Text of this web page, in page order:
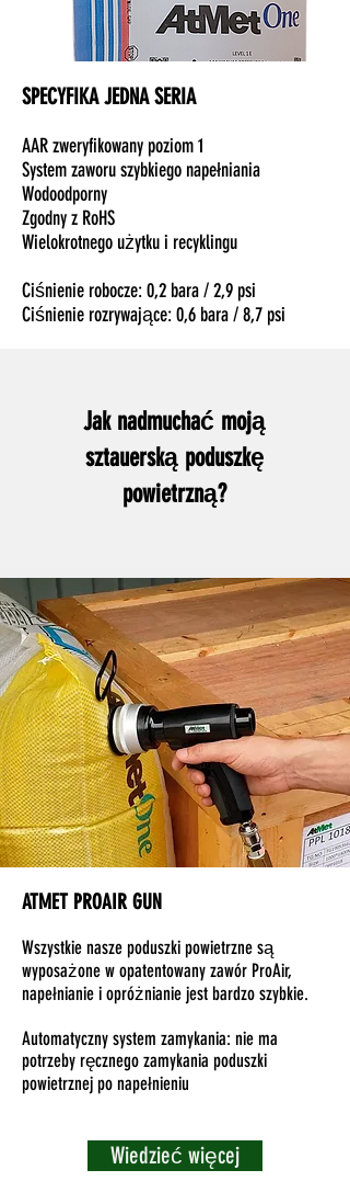
SPECYFIKA JEDNA SERIA
AAR zweryfikowany poziom 1
System zaworu szybkiego napełniania
Wodoodporny
Zgodny z RoHS
Wielokrotnego użytku i recyklingu
Ciśnienie robocze: 0,2 bara / 2,9 psi
Ciśnienie rozrywające: 0,6 bara / 8,7 psi
Jak nadmuchać moją
sztauerską poduszkę
powietrzną?
ATMET PROAIR GUN
Wszystkie nasze poduszki powietrzne są
wyposażone w opatentowany zawór ProAir,
napełnianie i opróżnianie jest bardzo szybkie.
Automatyczny system zamykania: nie ma
potrzeby ręcznego zamykania poduszki
powietrznej po napełnieniu
Wiedzieć więcej